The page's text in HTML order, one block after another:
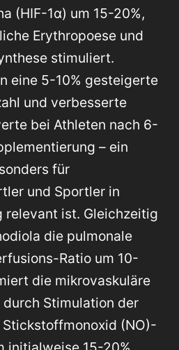
(HIF-1α) um 15-20%,
Erythropoese und
stimuliert.
eine 5-10% gesteigerte
und verbesserte
bei Athleten nach 6-
– ein
für
und Sportler in
relevant ist. Gleichzeitig
die pulmonale
Ratio um 10-
die mikrovaskuläre
Stimulation der
(NO)-